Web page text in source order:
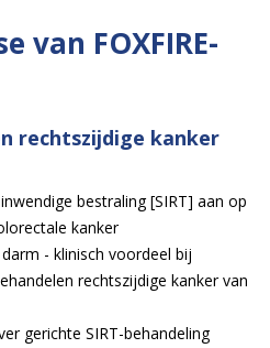
van FOXFIRE-
rechtszijdige kanker
bestraling [SIRT] aan op
kanker
- klinisch voordeel bij
rechtszijdige kanker van
gerichte SIRT-behandeling